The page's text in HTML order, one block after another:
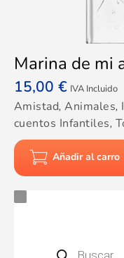
Marina de mi
15,00 € IVA Incluido
Amistad,Animales,
cuentos Infantiles,
Añadir al carro